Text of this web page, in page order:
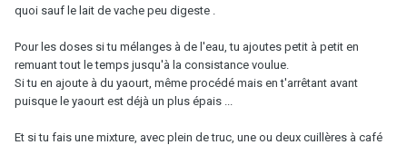
quoi sauf le lait de vache peu digeste .
Pour les doses si tu mélanges à de l'eau, tu ajoutes petit à petit en
remuant tout le temps jusqu'à la consistance voulue.
Si tu en ajoute à du yaourt, même procédé mais en t'arrêtant avant
puisque le yaourt est déjà un plus épais ...
Et si tu fais une mixture, avec plein de truc, une ou deux cuillères à café